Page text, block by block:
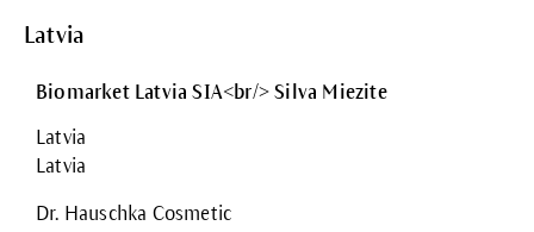
Latvia
Biomarket Latvia SIA<br/> Silva Miezite
Latvia
Latvia
Dr. Hauschka Cosmetic